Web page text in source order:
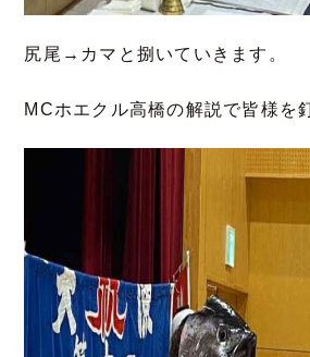
尻尾→カマと捌いていきます。
MCホエクル高橋の解説で皆様を